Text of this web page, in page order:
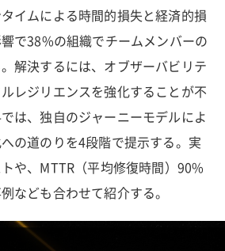
イムによる時間的損失と経済的損
で38%の組織でチームメンバーの
解決するには、オブザーバビリテ
レジリエンスを強化することが不
は、独自のジャーニーモデルによ
の道のりを4段階で提示する。実
や、MTTR（平均修復時間）90%
なども合わせて紹介する。